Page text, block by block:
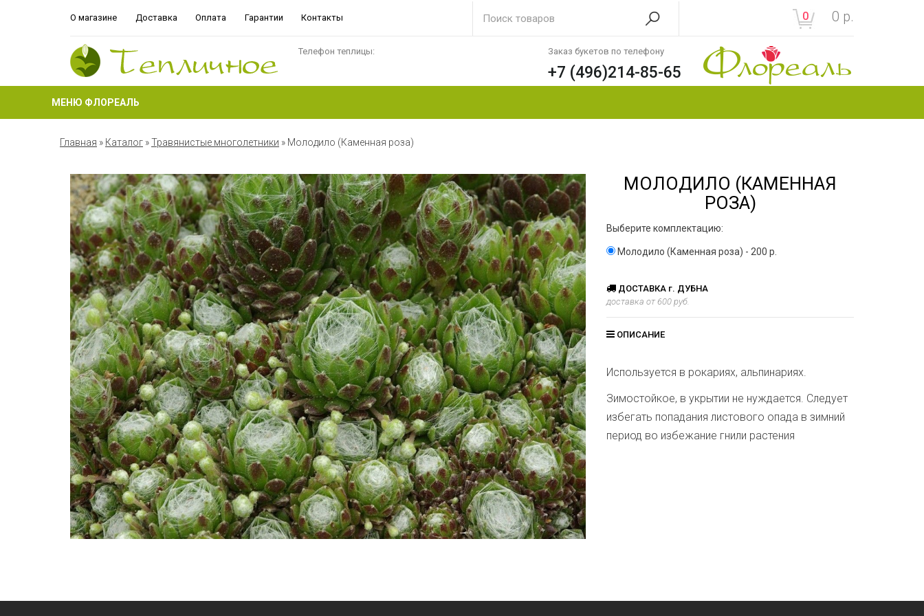
О магазине Доставка Оплата Гарантии Контакты 0 0 р.
Телефон теплицы: Заказ букетов по телефону
+7 (496)214-85-65
МЕНЮ ФЛОРЕАЛЬ
Главная » Каталог »Травянистые многолетники » Молодило (Каменная роза)
МОЛОДИЛО (КАМЕННАЯ
РОЗА)
Выберите комплектацию:
Молодило (Каменная роза) - 200 р.
ДОСТАВКА г. ДУБНА
доставка от 600 руб.
ОПИСАНИЕ
Используется в рокариях, альпинариях.
Зимостойкое, в укрытии не нуждается. Следует
избегать попадания листового опада в зимний
период во избежание гнили растения